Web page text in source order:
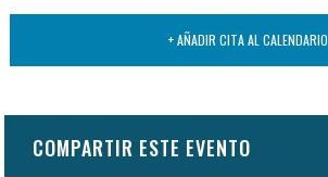
+ AÑADIR CITA AL CALENDARIO
COMPARTIR ESTE EVENTO